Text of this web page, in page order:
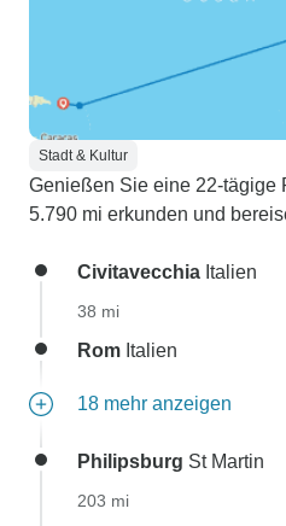
Stadt & Kultur
Genießen Sie eine 22-tägige
5.790 mi erkunden und
Civitavecchia Italien
38 mi
Rom Italien
18 mehr anzeigen
Philipsburg St Martin
203 mi